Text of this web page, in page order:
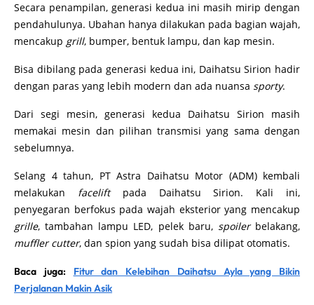
Secara penampilan, generasi kedua ini masih mirip dengan
pendahulunya. Ubahan hanya dilakukan pada bagian wajah,
mencakup grill, bumper, bentuk lampu, dan kap mesin.
Bisa dibilang pada generasi kedua ini, Daihatsu Sirion hadir
dengan paras yang lebih modern dan ada nuansa sporty.
Dari segi mesin, generasi kedua Daihatsu Sirion masih
memakai mesin dan pilihan transmisi yang sama dengan
sebelumnya.
Selang 4 tahun, PT Astra Daihatsu Motor (ADM) kembali
melakukan faceliftpada Daihatsu Sirion. Kali ini,
penyegaran berfokus pada wajah eksterior yang mencakup
grille, tambahan lampu LED, pelek baru, spoiler belakang,
muffler cutter, dan spion yang sudah bisa dilipat otomatis.
Baca juga: Fitur dan Kelebihan Daihatsu Ayla yang Bikin
Perjalanan Makin Asik